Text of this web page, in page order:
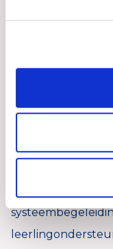
maar ook het
over het
Daarnaast heb je
Je gaat zelf met
gesprekken en